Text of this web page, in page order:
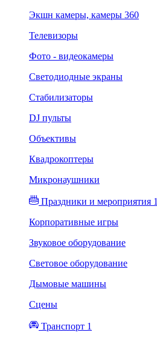
Экшн камеры, камеры 360
Телевизоры
Фото - видеокамеры
Светодиодные экраны
Стабилизаторы
DJ пульты
Объективы
Квадрокоптеры
Микронаушники
Праздники и мероприятия 1
Корпоративные игры
Звуковое оборудование
Световое оборудование
Дымовые машины
Сцены
Транспорт 1